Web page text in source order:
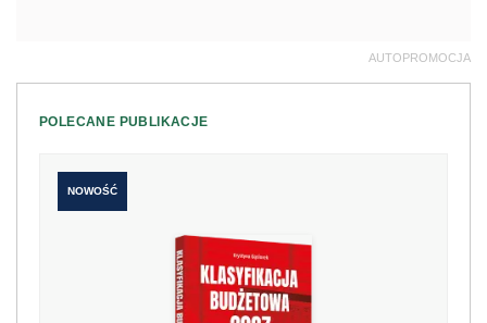
AUTOPROMOCJA
POLECANE PUBLIKACJE
NOWOŚĆ